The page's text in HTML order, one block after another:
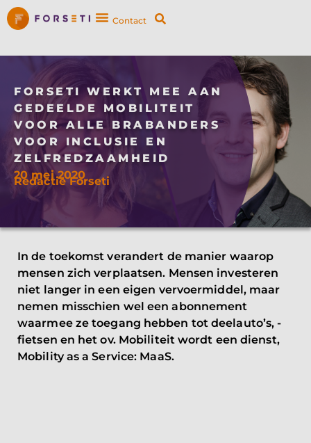
Contact
FORSETI WERKT MEE AAN
GEDEELDE MOBILITEIT
VOOR ALLE BRABANDERS
VOOR INCLUSIE EN
ZELFREDZAAMHEID
20 mei 2020
Redactie Forseti
In de toekomst verandert de manier waarop
mensen zich verplaatsen. Mensen investeren
niet langer in een eigen vervoermiddel, maar
nemen misschien wel een abonnement
waarmee ze toegang hebben tot deelauto’s, -
fietsen en het ov. Mobiliteit wordt een dienst,
Mobility as a Service: MaaS.